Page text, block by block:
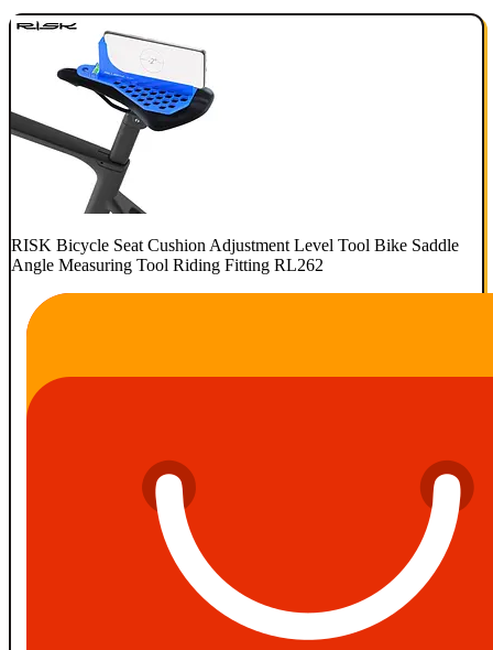
RISK Bicycle Seat Cushion Adjustment Level Tool Bike Saddle
Angle Measuring Tool Riding Fitting RL262